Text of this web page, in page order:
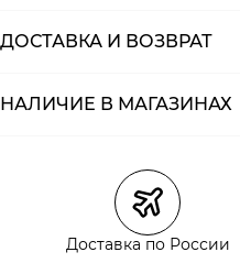
ХИМИЧЕСКАЯ ЧИСТКА:
ДОСТАВКА И ВОЗВРАТ
Курьерская доставка СДЭК
Самовывоз из пункта
НАЛИЧИЕ В МАГАЗИНАХ
Доставка по России